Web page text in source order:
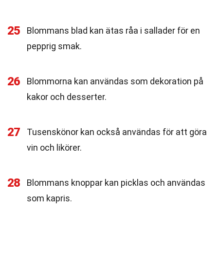
25
Blommans blad kan ätas råa i sallader för en
pepprig smak.
26
Blommorna kan användas som dekoration på
kakor och desserter.
27
Tusenskönor kan också användas för att göra
vin och likörer.
28
Blommans knoppar kan picklas och användas
som kapris.